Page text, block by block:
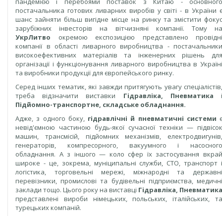
постачальника готових ливарних виробів у світі - в України є
шанс зайняти більш вигідне місце на ринку та змістити фокус
зарубіжних інвесторів на вітчизняні компанії. Тому на
УкрЛитво окремою експозицією представлено провідні
компанії в області ливарного виробництва - постачальники
високоефективних матеріалів та інженерних рішень для
організації і функціонування ливарного виробництва в Україні
та виробники продукції для європейського ринку.
Серед інших тематик, які завжди притягують увагу спеціалістів,
треба відзначити виставки Гідравліка, Пневматика
Підйомно-транспортне, складське обладнання.
Адже, з одного боку, гідравлічні й пневматичні системи є
невід'ємною частиною будь-якої сучасної техніки — підвісок
машин, трансмісій, підйомних механізмів, електродвигунів,
генераторів, компресорного, вакуумного і насосного
обладнання. А з іншого — коло сфер їх застосування вкрай
широке - це, зокрема, муніципальні служби, СТО, транспорт і
логістика, торговельні мережі, міжнародні та державні
перевізники, промислові та будівельні підприємства, медичні
заклади тощо. Цього року на виставці Гідравліка, Пневматика
представлені вироби німецьких, польських, італійських, та
турецьких компаній.